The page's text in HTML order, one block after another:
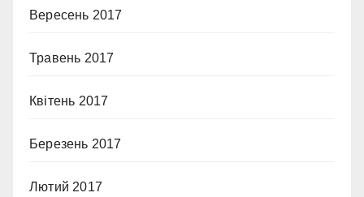
Вересень 2017
Травень 2017
Квітень 2017
Березень 2017
Лютий 2017